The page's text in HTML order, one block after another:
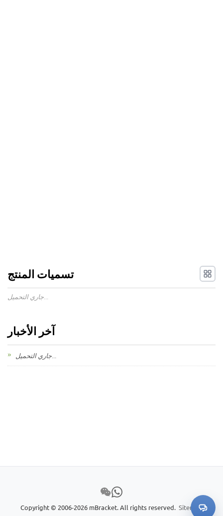
تسميات المنتج
آخر الأخبار
Copyright © 2006-2026 mBracket. All rights reserved. Sitemap